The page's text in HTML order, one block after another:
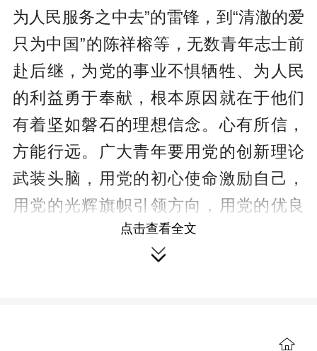
为人民服务之中去”的雷锋，到“清澈的爱
只为中国”的陈祥榕等，无数青年志士前
赴后继，为党的事业不惧牺牲、为人民
的利益勇于奉献，根本原因就在于他们
有着坚如磐石的理想信念。心有所信，
方能行远。广大青年要用党的创新理论
武装头脑，用党的初心使命激励自己，
用党的光辉旗帜引领方向，用党的优良
作风强身塑形，从内心深处坚定对马克
思主义、共产主义的信仰，对中国特色
点击查看全文
